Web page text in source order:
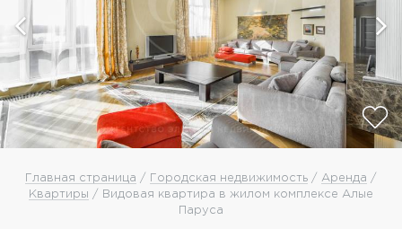
Главная страница / Городская недвижимость / Аренда /
Квартиры / Видовая квартира в жилом комплексе Алые
Паруса